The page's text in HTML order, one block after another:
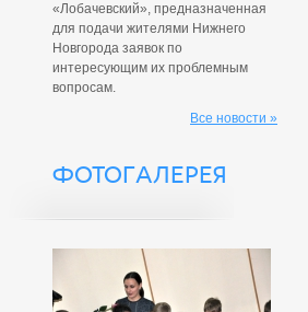
«Лобачевский», предназначенная
для подачи жителями Нижнего
Новгорода заявок по
интересующим их проблемным
вопросам.
Все новости »
ФОТОГАЛЕРЕЯ